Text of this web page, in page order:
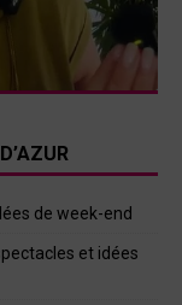
de week-end
et idées